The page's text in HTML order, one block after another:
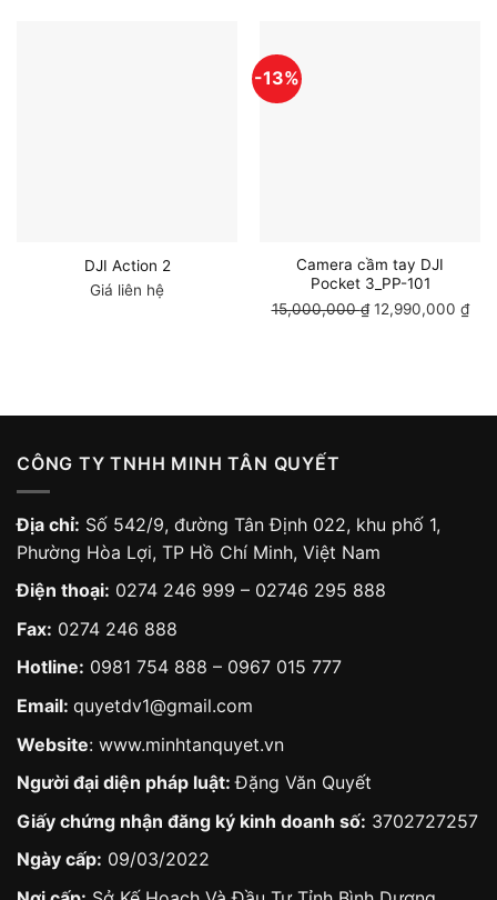
DJI Action 2
Giá liên hệ
-13%
Camera cầm tay DJI
Pocket 3_PP-101
15,000,000₫ Giá
12,990,000 ₫Giá
CÔNG TY TNHH MINH TÂN QUYẾT
Địa chỉ: Số 542/9, đường Tân Định 022, khu phố 1,
Phường Hòa Lợi, TP Hồ Chí Minh, Việt Nam
Điện thoại: 0274 246 999 – 02746 295 888
Fax: 0274 246 888
Hotline: 0981 754 888 – 0967 015 777
Email: quyetdv1@gmail.com
Website: www.minhtanquyet.vn
Người đại diện pháp luật:Đặng Văn Quyết
Giấy chứng nhận đăng ký kinh doanh số: 3702727257
Ngày cấp: 09/03/2022